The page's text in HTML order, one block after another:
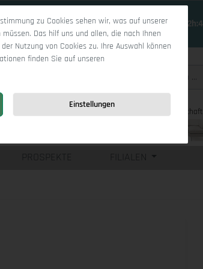
18 Tage 22h:4m:15s
Wohnlandschaft
PROSPEKTE FILIALEN
zu Cookies sehen wir, was auf unserer
Das hilf uns und allen, die nach Ihnen
Nutzung von Cookies zu. Ihre Auswahl können
finden Sie auf unseren
Einstellungen